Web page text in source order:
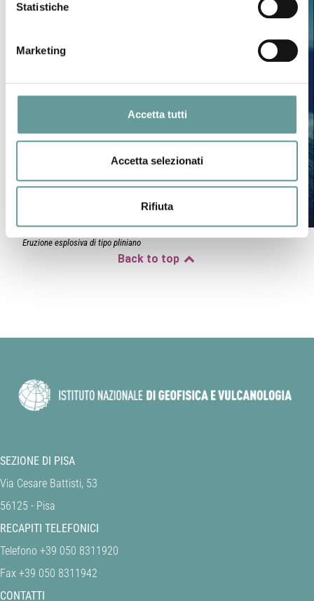
Statistiche
Marketing
Accetta tutti
Accetta selezionati
Rifiuta
Eruzione esplosiva di tipo pliniano
Back to top
SEZIONE DI PISA
Via Cesare Battisti, 53
56125 - Pisa
RECAPITI TELEFONICI
Telefono +39 050 8311920
Fax +39 050 8311942
CONTATTI